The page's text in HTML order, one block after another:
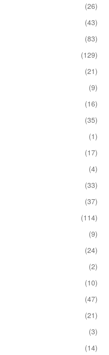
(26)
(43)
(83)
(129)
(21)
(9)
(16)
(35)
(1)
(17)
(4)
(33)
(37)
(114)
(9)
(24)
(2)
(10)
(47)
(21)
(3)
(14)